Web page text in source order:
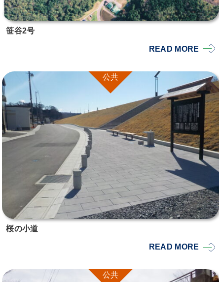
笹谷2号
READ MORE
公共
桜の小道
READ MORE
公共